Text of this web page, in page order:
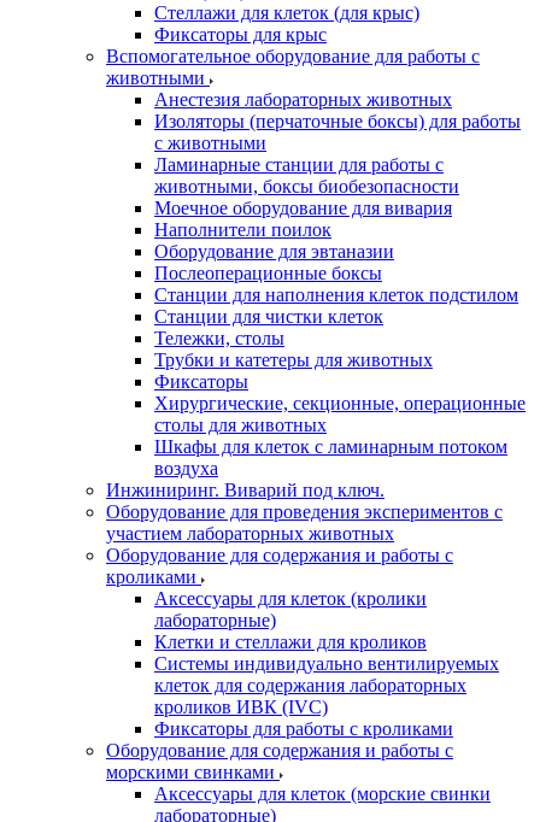
Стеллажи для клеток (для крыс)
Фиксаторы для крыс
Вспомогательное оборудование для работы с
животными
Анестезия лабораторных животных
Изоляторы (перчаточные боксы) для работы
с животными
Ламинарные станции для работы с
животными, боксы биобезопасности
Моечное оборудование для вивария
Наполнители поилок
Оборудование для эвтаназии
Послеоперационные боксы
Станции для наполнения клеток подстилом
Станции для чистки клеток
Тележки, столы
Трубки и катетеры для животных
Фиксаторы
Хирургические, секционные, операционные
столы для животных
Шкафы для клеток с ламинарным потоком
воздуха
Инжиниринг. Виварий под ключ.
Оборудование для проведения экспериментов с
участием лабораторных животных
Оборудование для содержания и работы с
кроликами
Аксессуары для клеток (кролики
лабораторные)
Клетки и стеллажи для кроликов
Системы индивидуально вентилируемых
клеток для содержания лабораторных
кроликов ИВК (IVC)
Фиксаторы для работы с кроликами
Оборудование для содержания и работы с
морскими свинками
Аксессуары для клеток (морские свинки
лабораторные)